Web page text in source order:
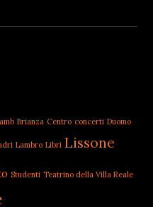
Brianza Centro concerti Duomo
Lambro Libri Lissone
Studenti Teatrino della Villa Reale